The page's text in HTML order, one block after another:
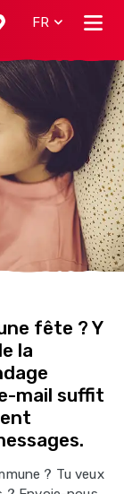
FR
fête ? Y
la
mail suffit
? Tu veux